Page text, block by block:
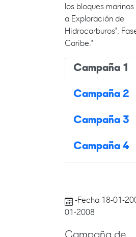
los bloques
a Exploración de
Hidrocarburos".
Caribe."
Campaña 1
Campaña 2
Campaña 3
Campaña 4
-Fecha 18-01-
01-2008